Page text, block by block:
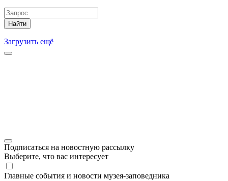
Найти
Загрузить ещё
Подписаться на новостную рассылку
Выберите, что вас интересует
Главные события и новости музея-заповедника